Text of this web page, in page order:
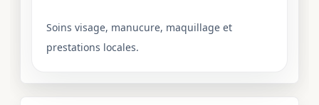
Soins visage, manucure, maquillage et
prestations locales.